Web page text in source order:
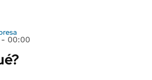
- 00:00